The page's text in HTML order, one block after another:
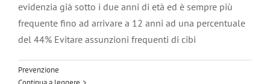
evidenzia già sotto i due anni di età ed è sempre più
frequente fino ad arrivare a 12 anni ad una percentuale
del 44% Evitare assunzioni frequenti di cibi
Prevenzione
Mappatura dei nei